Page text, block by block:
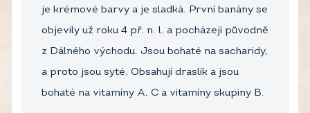
je krémové barvy a je sladká. První banány se
objevily už roku 4 př. n. l. a pocházejí původně
z Dálného východu. Jsou bohaté na sacharidy,
a proto jsou syté. Obsahují draslík a jsou
bohaté na vitamíny A, C a vitamíny skupiny B.